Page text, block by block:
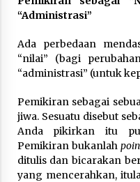
4
Aliansi
Nubuwwat
5
“Administrasi”
Ada perbedaan
“nilai” (bagi
“administrasi” (untuk
Pemikiran sebagai
jiwa. Sesuatu disebut
Anda pikirkan itu
Pemikiran bukanlah
ditulis dan bicarakan
yang mencerahkan,